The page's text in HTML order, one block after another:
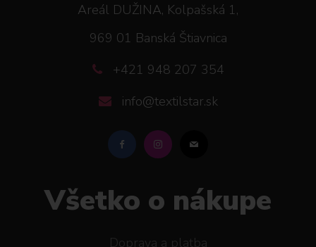
Areál DUŽINA, Kolpašská 1,
969 01 Banská Štiavnica
+421 948 207 354
info@textilstar.sk
Všetko o nákupe
Doprava a platba